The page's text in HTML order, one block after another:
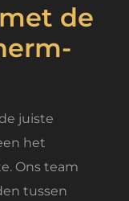
de
juiste
het
Ons team
tussen